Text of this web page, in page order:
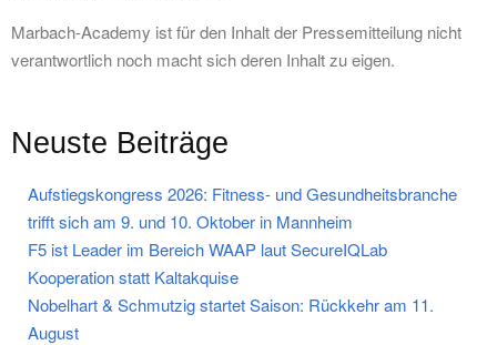
Marbach-Academy ist für den Inhalt der Pressemitteilung nicht
verantwortlich noch macht sich deren Inhalt zu eigen.
Neuste Beiträge
Aufstiegskongress 2026: Fitness- und Gesundheitsbranche
trifft sich am 9. und 10. Oktober in Mannheim
F5 ist Leader im Bereich WAAP laut SecureIQLab
Kooperation statt Kaltakquise
Nobelhart & Schmutzig startet Saison: Rückkehr am 11.
August